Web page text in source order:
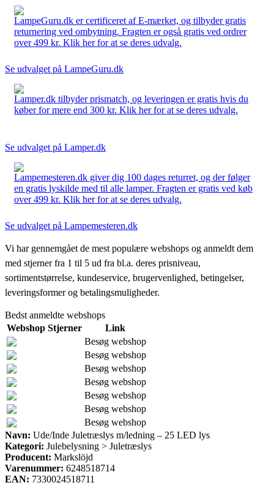
LampeGuru.dk er certificeret af E-mærket, og tilbyder gratis
returnering ved ombytning. Fragten er også gratis ved ordrer
over 499 kr. Klik her for at se deres udvalg.
Se udvalget på LampeGuru.dk
Lamper.dk tilbyder prismatch, og leveringen er gratis hvis du
køber for mere end 300 kr. Klik her for at se deres udvalg.
Se udvalget på Lamper.dk
Lampemesteren.dk giver dig 100 dages returret, og der følger
en gratis lyskilde med til alle lamper. Fragten er gratis ved køb
over 499 kr. Klik her for at se deres udvalg.
Se udvalget på Lampemesteren.dk
Vi har gennemgået de mest populære webshops og anmeldt dem
med stjerner fra 1 til 5 ud fra bl.a. deres prisniveau,
sortimentstørrelse, kundeservice, brugervenlighed, betingelser,
leveringsformer og betalingsmuligheder.
Bedst anmeldte webshops
Webshop Stjerner
Link
Besøg webshop
Besøg webshop
Besøg webshop
Besøg webshop
Besøg webshop
Besøg webshop
Besøg webshop
Navn: Ude/Inde Juletræslys m/ledning – 25 LED lys
Kategori: Julebelysning > Juletræslys
Producent: Markslöjd
Varenummer: 6248518714
EAN: 7330024518711